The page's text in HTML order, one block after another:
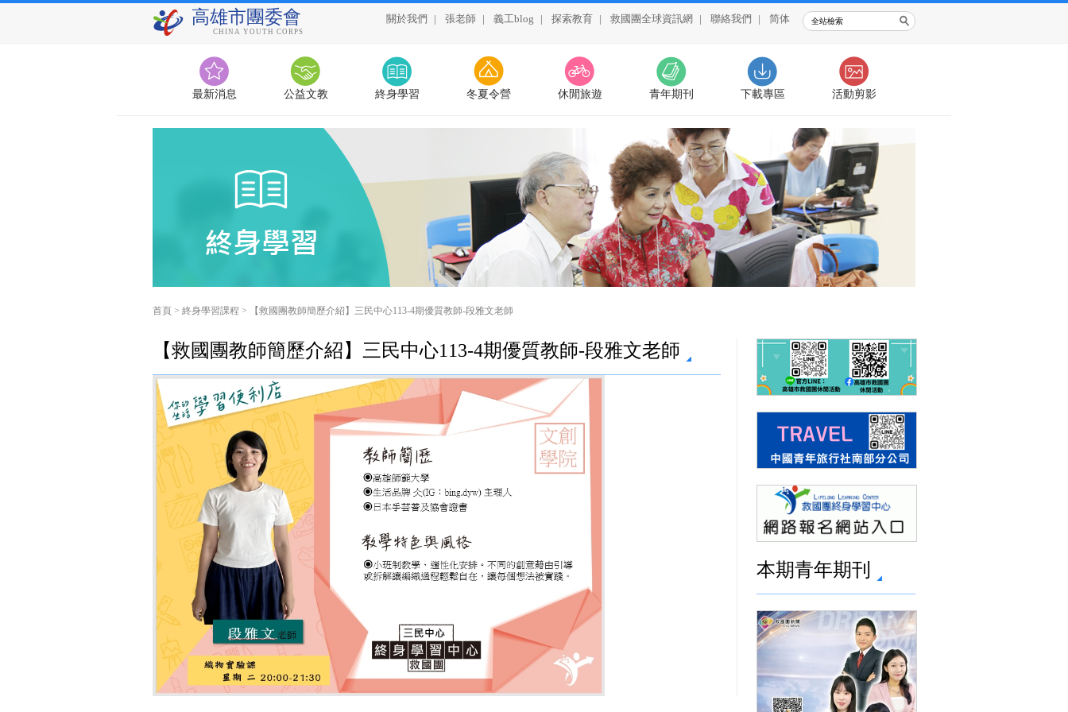
高雄市團委會
CHINA YOUTH CORPS
關於我們 | 張老師 | 義工blog | 探索教育 | 救國團全球資訊網 | 聯絡我們 | 简体
最新消息 公益文教 終身學習 冬夏令營 休閒旅遊 青年期刊 下載專區 活動剪影
首頁 > 終身學習課程 > 【救國團教師簡歷介紹】三民中心113-4期優質教師-段雅文老師
【救國團教師簡歷介紹】三民中心113-4期優質教師-段雅文老師
本期青年期刊